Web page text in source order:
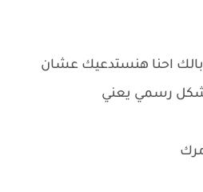
بالك احنا هنستدعيك عشان
رسمي يعني